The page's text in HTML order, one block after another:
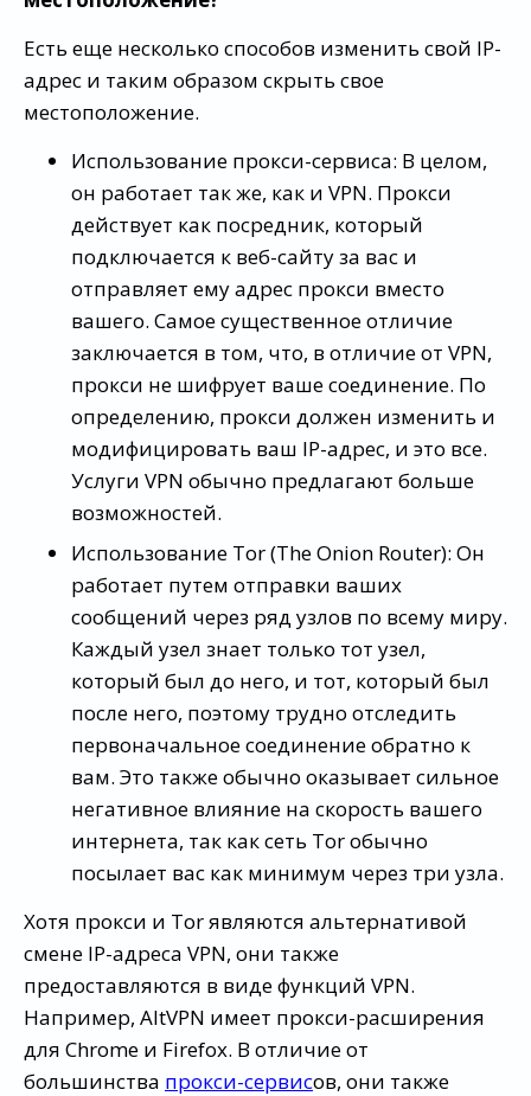
Есть еще несколько способов изменить свой IP-
адрес и таким образом скрыть свое
местоположение.
Использование прокси-сервиса: В целом,
он работает так же, как и VPN. Прокси
действует как посредник, который
подключается к веб-сайту за вас и
отправляет ему адрес прокси вместо
вашего. Самое существенное отличие
заключается в том, что, в отличие от VPN,
прокси не шифрует ваше соединение. По
определению, прокси должен изменить и
модифицировать ваш IP-адрес, и это все.
Услуги VPN обычно предлагают больше
возможностей.
Использование Tor (The Onion Router): Он
работает путем отправки ваших
сообщений через ряд узлов по всему миру.
Каждый узел знает только тот узел,
который был до него, и тот, который был
после него, поэтому трудно отследить
первоначальное соединение обратно к
вам. Это также обычно оказывает сильное
негативное влияние на скорость вашего
интернета, так как сеть Tor обычно
посылает вас как минимум через три узла.
Хотя прокси и Tor являются альтернативой
смене IP-адреса VPN, они также
предоставляются в виде функций VPN.
Например, AltVPN имеет прокси-расширения
для Chrome и Firefox. В отличие от
большинства прокси-сервисов, они также